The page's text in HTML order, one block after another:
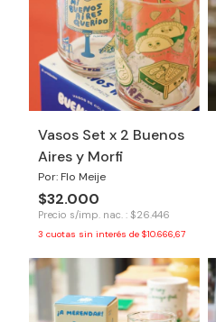
Vasos Set x 2 Buenos
Aires y Morfi
Por: Flo Meije
$32.000
Precio s/imp. nac. : $26.446
3 cuotas sin interés de $10.666,67